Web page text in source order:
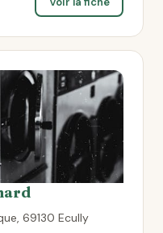
69130 Ecully